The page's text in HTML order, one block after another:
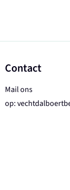
Contact
Mail ons
op: